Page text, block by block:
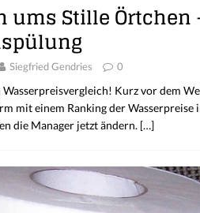
ums Stille
Siegfried Gendries 0
Wasserpreisvergleich! Kurz vor dem
mit einem Ranking der
die Manager jetzt ändern. […]